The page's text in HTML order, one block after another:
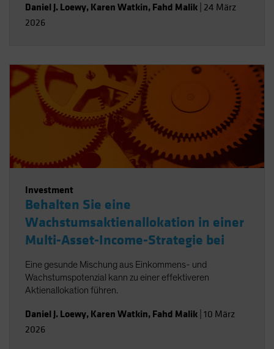
Daniel J. Loewy, Karen Watkin, Fahd Malik 24 März
2026
Investment
Behalten Sie eine
Wachstumsaktienallokation in einer
Multi-Asset-Income-Strategie bei
Eine gesunde Mischung aus Einkommens- und
Wachstumspotenzial kann zu einer effektiveren
Aktienallokation führen.
Daniel J. Loewy, Karen Watkin, Fahd Malik 10 März
2026